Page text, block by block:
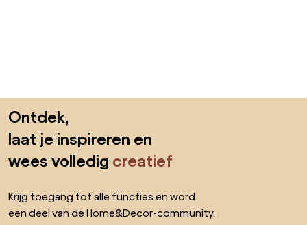
Ontdek,
laat je inspireren en
wees volledig creatief
Krijg toegang tot alle functies en word
een deel van de Home&Decor-community.